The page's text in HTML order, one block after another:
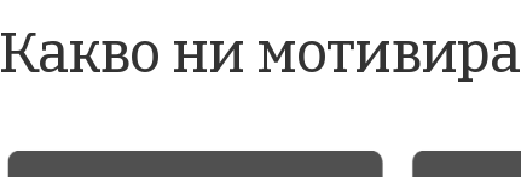
Какво ни мотивира